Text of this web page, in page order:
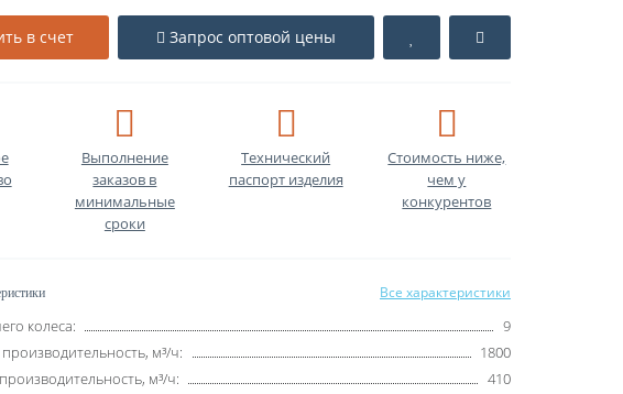
в счет Запрос оптовой цены
Выполнение
заказов в
минимальные
сроки
Технический
паспорт изделия
Стоимость ниже,
чем у
конкурентов
Все характеристики
колеса:
9
м³/ч:
1800
м³/ч:
410